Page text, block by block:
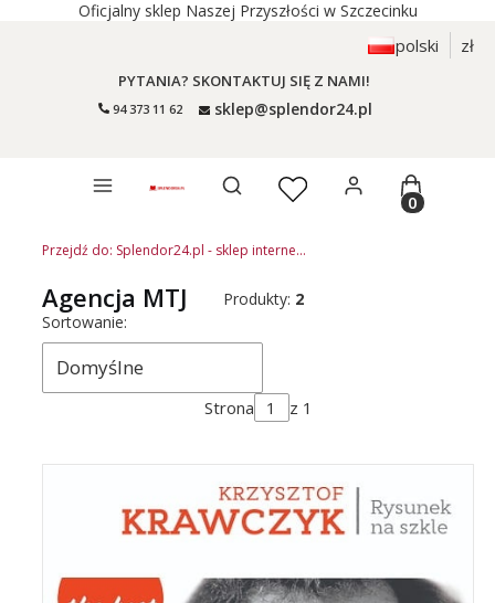
Oficjalny sklep Naszej Przyszłości w Szczecinku
polski zł
PYTANIA? SKONTAKTUJ SIĘ Z NAMI!
94 373 11 62 sklep@splendor24.pl
Otwórz wyszukiwarkęProdukty
Przejdź do: Splendor24.pl - sklep internetowy Naszej Przyszłości w Szczecinku
Agencja MTJ Produkty: 2
Lista produktów
Sortowanie:
Domyślne
Strona z 1